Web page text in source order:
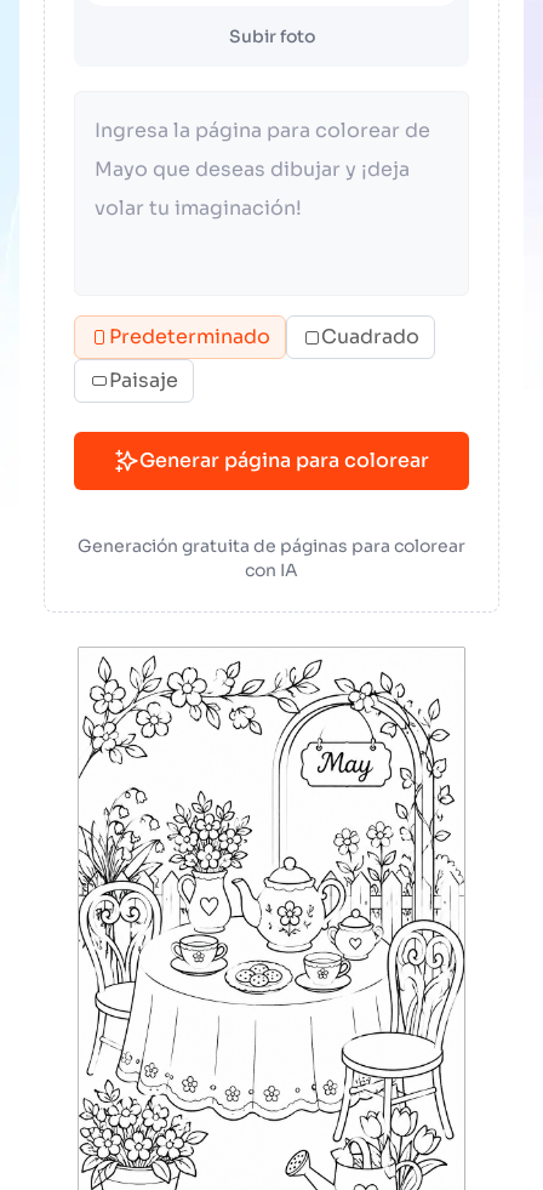
Subir foto
Predeterminado
Cuadrado
Paisaje
Generar página para colorear
Generación gratuita de páginas para colorear
con IA